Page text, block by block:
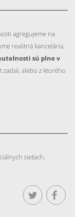
agregujeme na
realitná kancelária,
sú plne v
zadal, alebo z ktorého
sieťach.